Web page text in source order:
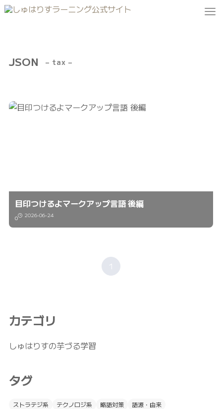
JSON – tax –
目印つけるよマークアップ言語 後編
0 2026-06-24
1
カテゴリ
しゅはりすの芋づる学習
タグ
ストラテジ系 テクノロジ系 略語対策 語源・由来